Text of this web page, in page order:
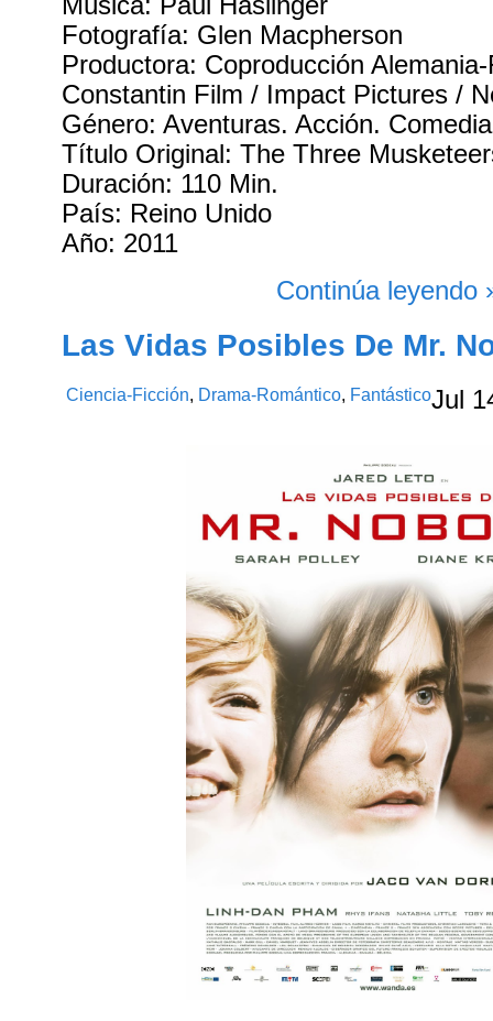
Fotografía: Glen Macpherson
Productora: Coproducción
Constantin Film / Impact Pictures /
Género: Aventuras. Acción.
Título Original: The Three
Duración: 110 Min.
País: Reino Unido
Año: 2011
Continúa leyendo
Las Vidas Posibles De Mr.
Ciencia-Ficción, Drama-Romántico, FantásticoJul